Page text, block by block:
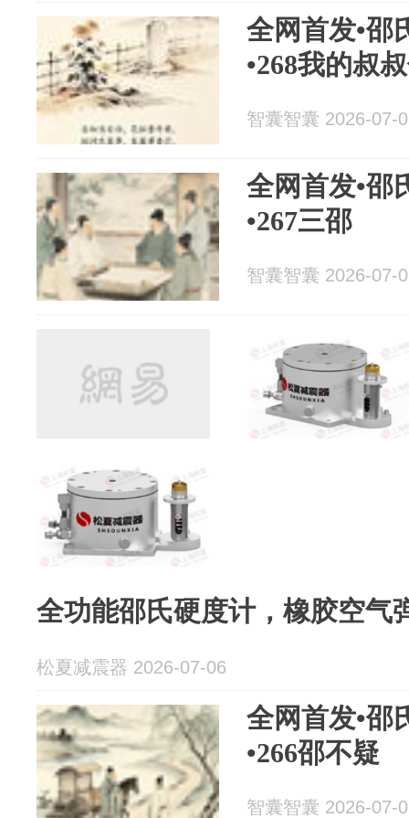
全网首发•邵
•268我的叔
智囊智囊 2026-07-
全网首发•邵
•267三邵
智囊智囊 2026-07-
全功能邵氏硬度计，橡胶空气
松夏减震器 2026-07-06
全网首发•邵
•266邵不疑
智囊智囊 2026-07-